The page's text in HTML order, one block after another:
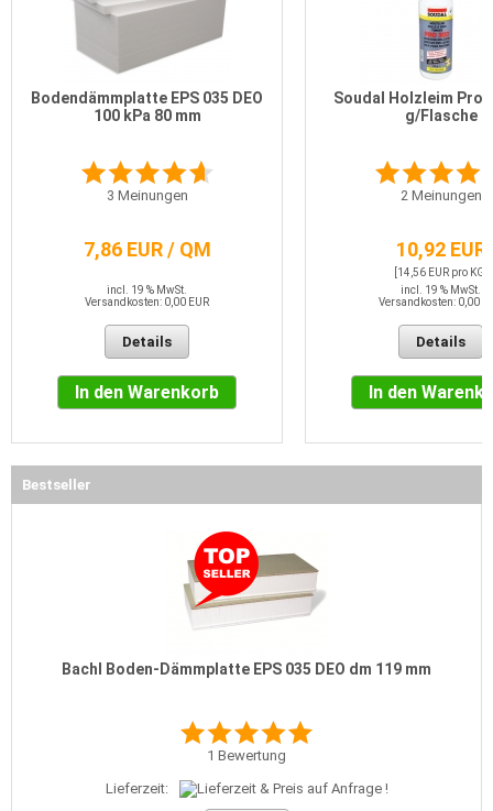
Bodendämmplatte EPS 035 DEO
100 kPa 80 mm
3 Meinungen
7,86 EUR / QM
incl. 19 % MwSt.
Versandkosten: 0,00 EUR
Details
In den Warenkorb
Soudal Holzleim Pro
g/Flasche
2Meinungen
10,92 EUR
[14,56 EUR pro KG]
incl. 19 % MwSt.
Versandkosten: 0,00
Details
In den
Bestseller
Bachl Boden-Dämmplatte EPS 035 DEO dm 119 mm
1 Bewertung
Lieferzeit: